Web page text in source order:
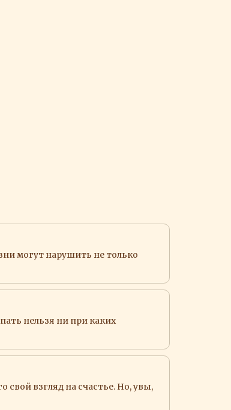
могут нарушить не только
нельзя ни при каких
взгляд на счастье. Но, увы,